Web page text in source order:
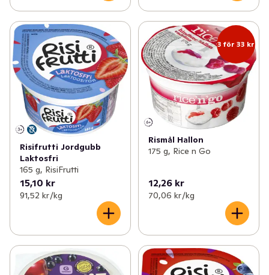
Risifrutti Jordgubb
Laktosfri
165 g, RisiFrutti
15,10 kr
91,52 kr /kg
3 för 33 kr
Rismål Hallon
175 g, Rice n Go
12,26 kr
70,06 kr /kg